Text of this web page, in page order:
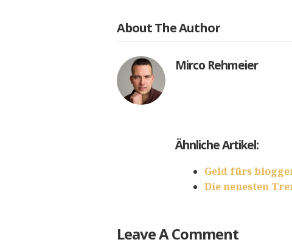
About The Author
Mirco Rehmeier
Ähnliche Artikel:
Geld fürs
Die neuesten
Leave A Comment